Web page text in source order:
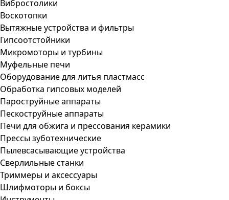
Вибростолики
Воскотопки
Вытяжные устройства и фильтры
Гипсоотстойники
Микромоторы и турбины
Муфельные печи
Оборудование для литья пластмасс
Обработка гипсовых моделей
Пароструйные аппараты
Пескоструйные аппараты
Печи для обжига и прессования керамики
Прессы зуботехнические
Пылевсасывающие устройства
Сверлильные станки
Триммеры и аксессуары
Шлифмоторы и боксы